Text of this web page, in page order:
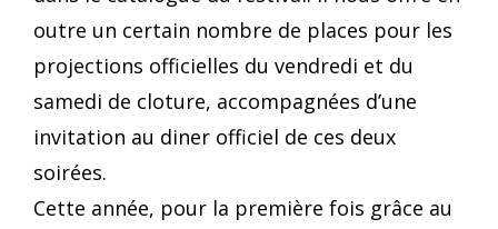
outre un certain nombre de places pour les
projections officielles du vendredi et du
samedi de cloture, accompagnées d’une
invitation au diner officiel de ces deux
soirées.
Cette année, pour la première fois grâce au